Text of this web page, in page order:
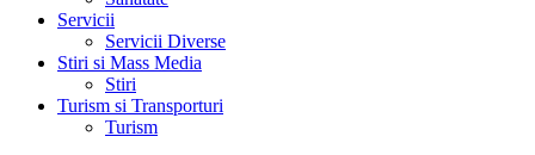
Servicii
Servicii Diverse
Stiri si Mass Media
Stiri
Turism si Transporturi
Turism